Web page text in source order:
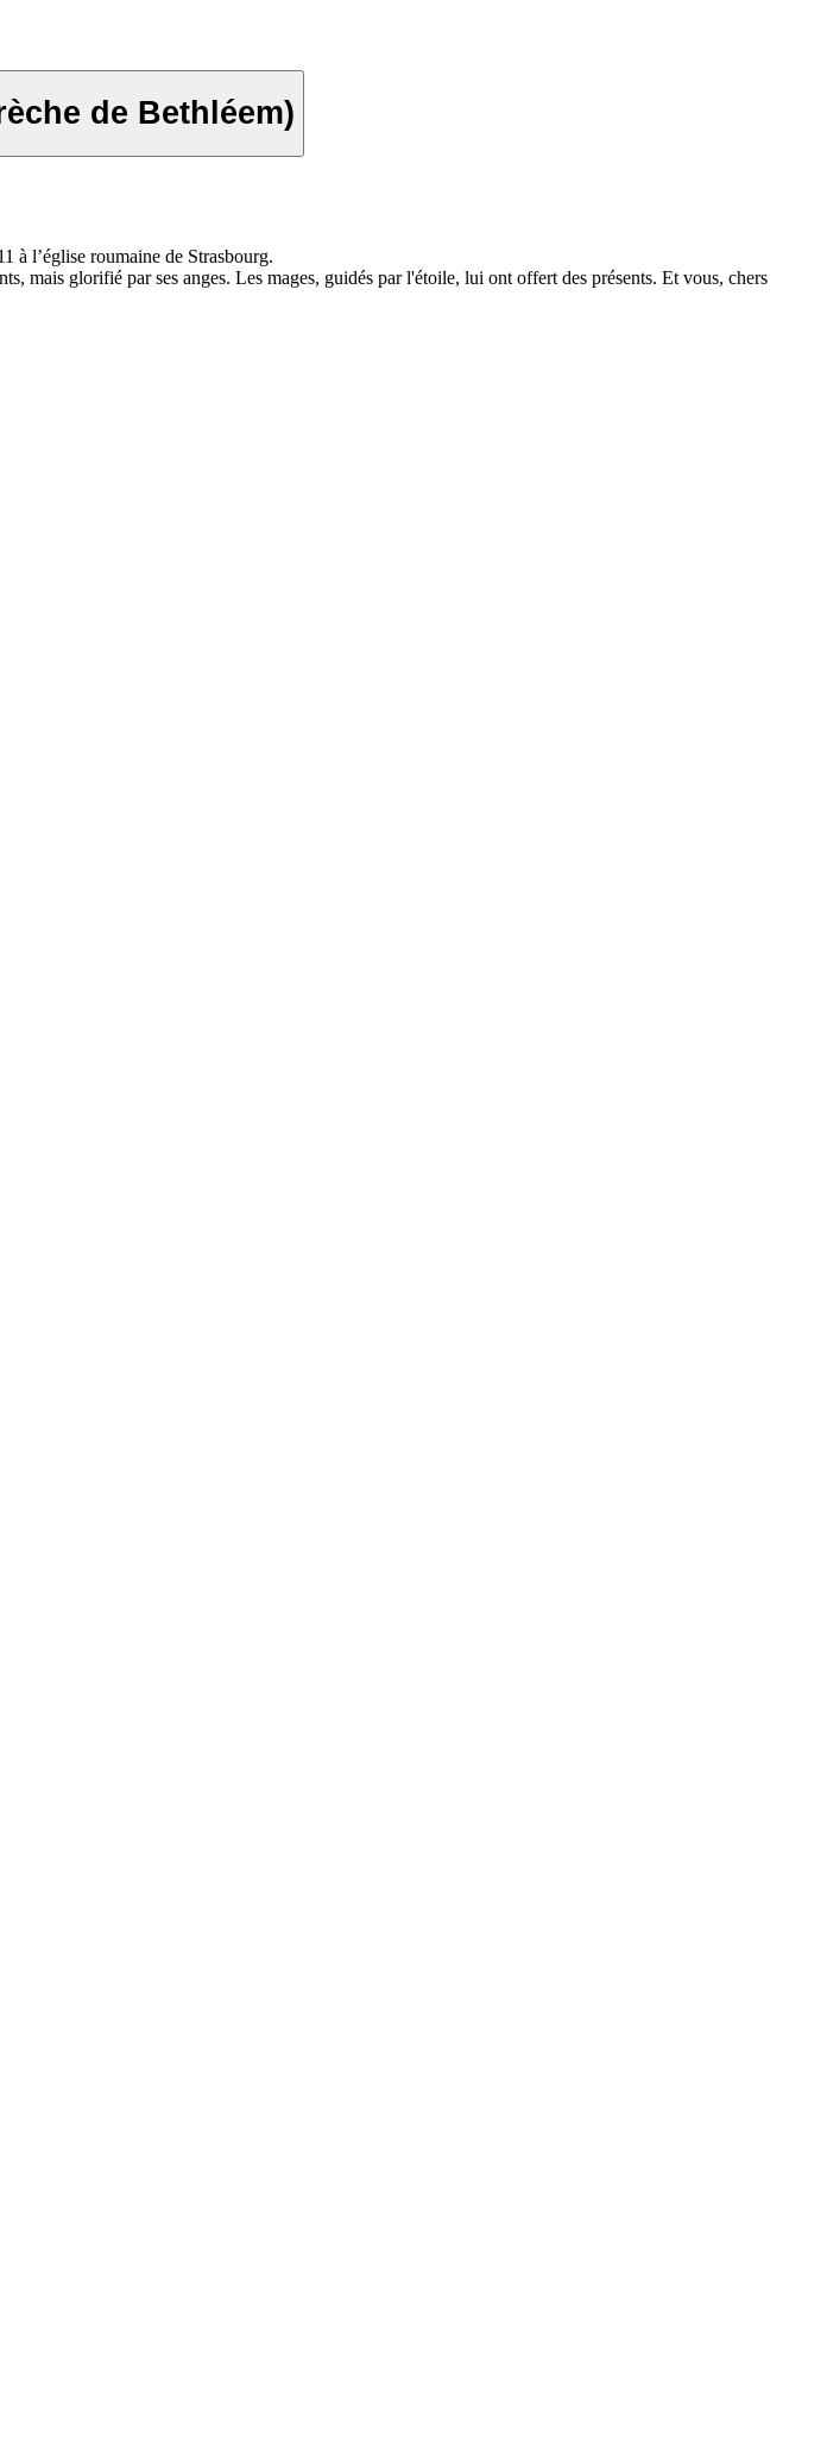
de Bethléem)
à l’église roumaine de Strasbourg.
mais glorifié par ses anges. Les mages, guidés par l'étoile, lui ont offert des présents. Et vous, chers